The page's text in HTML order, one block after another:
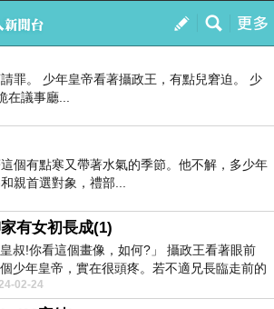
我的
訂閱
罪。 少年皇帝看著攝政王，有點兒窘迫。 少
議事廳...
個有點寒又帶著水氣的季節。他不解，多少年
親首選對象，禮部...
有女初長成(1)
皇叔!你看這個畫像，如何?」 攝政王看著眼前
少年皇帝，實在很頭疼。若不適兄長臨走前的
，他...
02-24